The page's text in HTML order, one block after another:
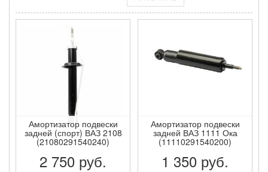
Амортизатор подвески
задней (спорт) ВАЗ 2108
(21080291540240)
2 750 руб.
Амортизатор подвески
задней ВАЗ 1111 Ока
(11110291540200)
1 350 руб.